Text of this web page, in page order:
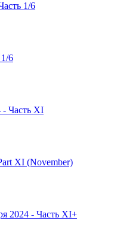
1/6
6
- Часть XI
XI (November)
2024 - Часть XI+